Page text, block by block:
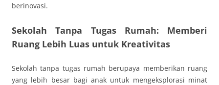
berinovasi.
Sekolah Tanpa Tugas Rumah: Memberi
Ruang Lebih Luas untuk Kreativitas
Sekolah tanpa tugas rumah berupaya memberikan ruang
yang lebih besar bagi anak untuk mengeksplorasi minat